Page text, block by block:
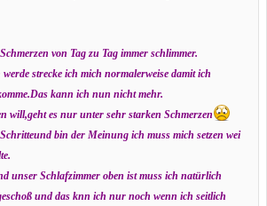
von Tag zu Tag immer schlimmer.
strecke ich mich normalerweise damit ich
kann ich nun nicht mehr.
will,geht es nur unter sehr starken Schmerzen
bin der Meinung ich muss mich setzen wei
unser Schlafzimmer oben ist muss ich natürlich
und das knn ich nur noch wenn ich seitlich